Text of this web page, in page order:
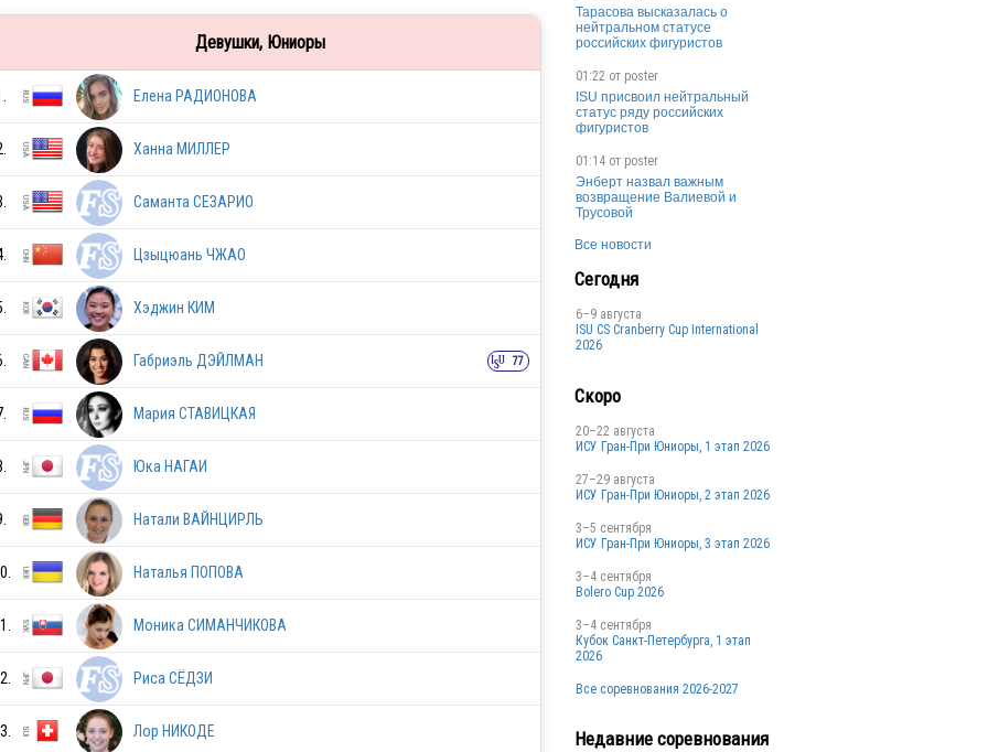
Девушки, Юниоры
Елена РАДИОНОВА
USA
Ханна МИЛЛЕР
Саманта СЕЗАРИО
Цзыцюань ЧЖАО
Хэджин КИМ
Габриэль ДЭЙЛМАН 77
Мария СТАВИЦКАЯ
Юка НАГАИ
Натали ВАЙНЦИРЛЬ
Наталья ПОПОВА
Моника СИМАНЧИКОВА
Риса СЁДЗИ
Лор НИКОДЕ
Тарасова высказалась о
нейтральном статусе
российских фигуристов
01:22 от poster
ISU присвоил нейтральный
статус ряду российских
фигуристов
01:14 от poster
Энберт назвал важным
возвращение Валиевой и
Трусовой
Все новости
Сегодня
6–9 августа
ISU CS Cranberry Cup International
2026
Скоро
20–22 августа
ИСУ Гран-При Юниоры, 1 этап 2026
27–29 августа
ИСУ Гран-При Юниоры, 2 этап 2026
3–5 сентября
ИСУ Гран-При Юниоры, 3 этап 2026
3–4 сентября
Bolero Cup 2026
3–4 сентября
Кубок Санкт-Петербурга, 1 этап
2026
Все соревнования 2026-2027
Недавние соревнования